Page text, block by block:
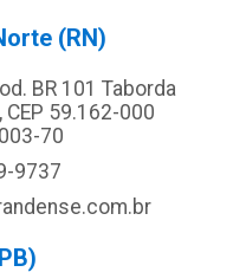
(RN)
BR 101 Taborda
59.162-000
70
9737